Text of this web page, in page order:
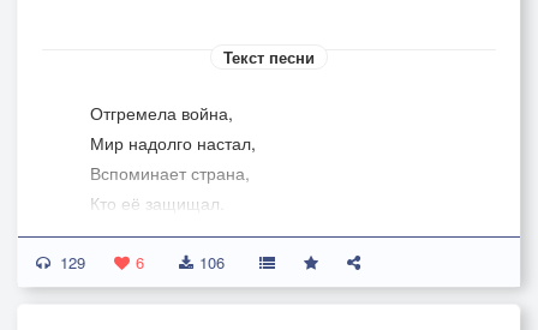
Текст песни
Отгремела война,
Мир надолго настал,
Вспоминает страна,
Кто её защищал.
Кто в жестоком бою
Был отважен и смел,
129 6 106